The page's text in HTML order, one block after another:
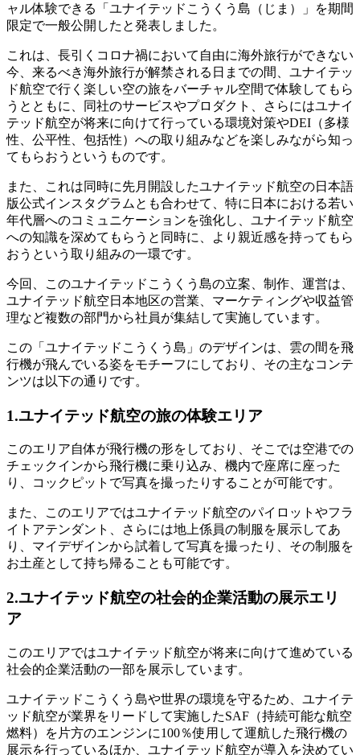
ャル体験できる「ユナイテッドこうくう島（じま）」を期間
限定で一般公開したと発表しました。
これは、長引くコロナ禍において自由に海外旅行ができない
今、来るべき海外旅行が解禁される日までの間、ユナイテッ
ド航空で行く楽しい空の旅をバーチャル空間で体験してもら
うとともに、同社のサービスやプロダクト、さらにはユナイ
テッド航空が将来に向けて行っている環境対策やDEI（多様
性、公平性、包括性）への取り組みなどを楽しみながら知っ
てもらおうというものです。
また、これは同時に先月開設したユナイテッド航空の日本語
版公式インスタグラムとも合わせて、特に日本における若い
年代層へのコミュニケーションを強化し、ユナイテッド航空
への知識を深めてもらうと同時に、より親近感を持ってもら
おうという取り組みの一環です。
今回、このユナイテッドこうくう島の立案、制作、運営は、
ユナイテッド航空日本地区の営業、マーケティングや収益管
理など複数の部門から社員が集結して実施しています。
この「ユナイテッドこうくう島」のデザインは、雲の間を飛
行機が飛んでいる姿をモチーフにしており、その主なコンテ
ンツは以下の通りです。
1.ユナイテッド航空の旅の体験エリア
このエリア自体が飛行機の形をしており、そこでは空港での
チェックインから飛行機に乗り込み、機内で座席に座った
り、コックピットで写真を撮ったりすることが可能です。
また、このエリアではユナイテッド航空のパイロットやフラ
イトアテンダント、さらには地上係員の制服を展示してあ
り、マイデザインから試着して写真を撮ったり、その制服を
お土産として持ち帰ることも可能です。
2.ユナイテッド航空の社会的企業活動の展示エリ
ア
このエリアではユナイテッド航空が将来に向けて進めている
社会的企業活動の一部を展示しています。
ユナイテッドこうくう島や世界の環境を守るため、ユナイテ
ッド航空が業界をリードして実施したSAF（持続可能な航空
燃料）を片方のエンジンに100％使用して運航した飛行機の
展示を行っているほか、ユナイテッド航空が導入を決めてい